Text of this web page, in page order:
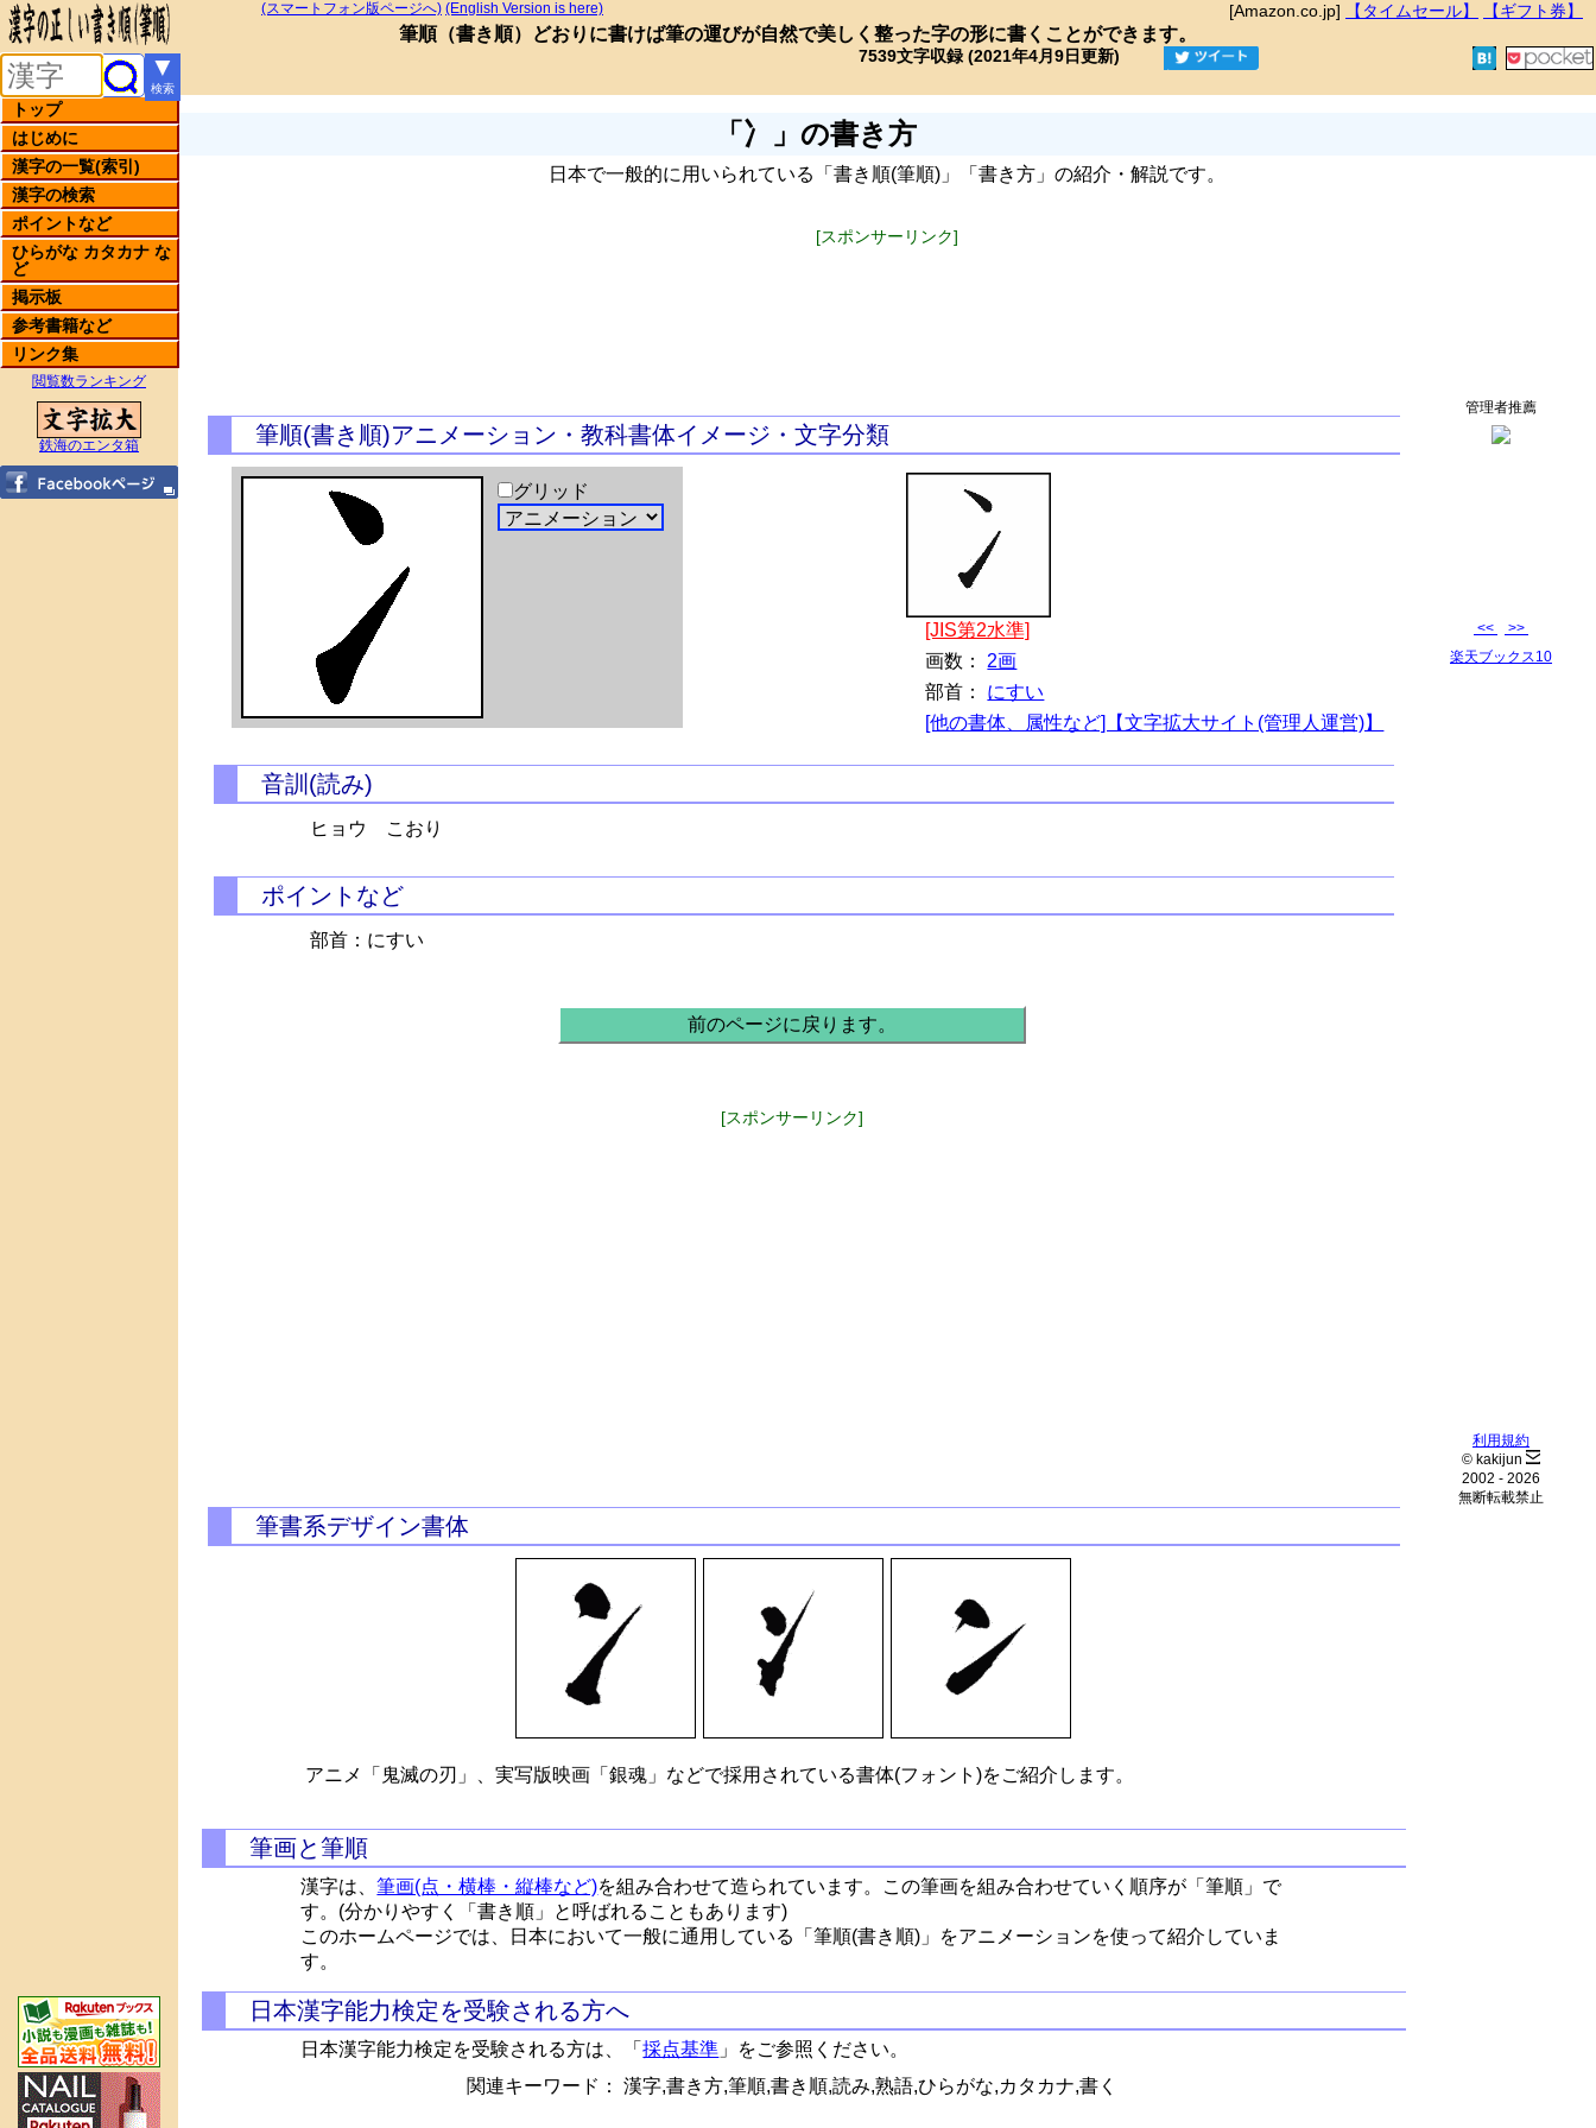
[Amazon.co.jp] 【タイムセール】 【ギフト券】
(スマートフォン版ページへ) (English Version is here)
筆順（書き順）どおりに書けば筆の運びが自然で美しく整った字の形に書くことができます。
7539文字収録 (2021年4月9日更新)
▼
検索
トップ
はじめに
漢字の一覧(索引)
漢字の検索
ポイントなど
ひらがな カタカナ な
ど
掲示板
参考書籍など
リンク集
閲覧数ランキング
鉄海のエンタ箱
「冫」の書き方
日本で一般的に用いられている「書き順(筆順)」「書き方」の紹介・解説です。
[スポンサーリンク]
筆順(書き順)アニメーション・教科書体イメージ・文字分類
グリッド
[JIS第2水準]
画数： 2画
部首： にすい
[他の書体、属性など]【文字拡大サイト(管理人運営)】
音訓(読み)
ヒョウ こおり
ポイントなど
部首：にすい
前のページに戻ります。
[スポンサーリンク]
筆書系デザイン書体
アニメ「鬼滅の刃」、実写版映画「銀魂」などで採用されている書体(フォント)をご紹介します。
筆画と筆順
漢字は、筆画(点・横棒・縦棒など)を組み合わせて造られています。この筆画を組み合わせていく順序が「筆順」で
す。(分かりやすく「書き順」と呼ばれることもあります)
このホームページでは、日本において一般に通用している「筆順(書き順)」をアニメーションを使って紹介していま
す。
日本漢字能力検定を受験される方へ
日本漢字能力検定を受験される方は、「採点基準 」をご参照ください。
関連キーワード： 漢字,書き方,筆順,書き順,読み,熟語,ひらがな,カタカナ,書く
管理者推薦
<<
>>
楽天ブックス10
利用規約
© kakijun
2002 - 2026
無断転載禁止